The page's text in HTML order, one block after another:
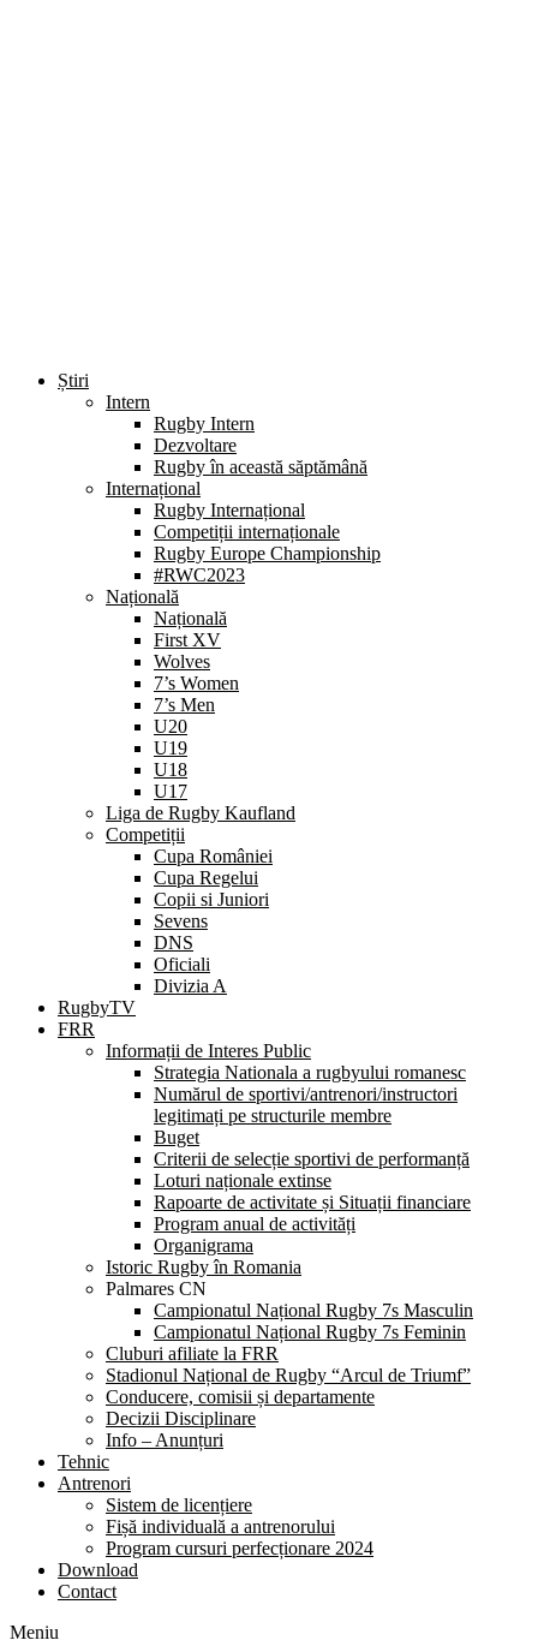
Știri
Intern
Rugby Intern
Dezvoltare
Rugby în această săptămână
Internațional
Rugby Internațional
Competiții internaționale
Rugby Europe Championship
#RWC2023
Națională
Națională
First XV
Wolves
7’s Women
7’s Men
U20
U19
U18
U17
Liga de Rugby Kaufland
Competiții
Cupa României
Cupa Regelui
Copii si Juniori
Sevens
DNS
Oficiali
Divizia A
RugbyTV
FRR
Informații de Interes Public
Strategia Nationala a rugbyului romanesc
Numărul de sportivi/antrenori/instructori
legitimați pe structurile membre
Buget
Criterii de selecție sportivi de performanță
Loturi naționale extinse
Rapoarte de activitate și Situații financiare
Program anual de activități
Organigrama
Istoric Rugby în Romania
Palmares CN
Campionatul Național Rugby 7s Masculin
Campionatul Național Rugby 7s Feminin
Cluburi afiliate la FRR
Stadionul Național de Rugby “Arcul de Triumf”
Conducere, comisii și departamente
Decizii Disciplinare
Info – Anunțuri
Tehnic
Antrenori
Sistem de licențiere
Fișă individuală a antrenorului
Program cursuri perfecționare 2024
Download
Contact
Meniu